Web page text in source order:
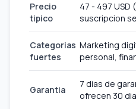
Precio
tipico
47 - 497 USD
suscripcion
Categorias
fuertes
Marketing
personal,
Garantia
7 dias de
ofrecen 30